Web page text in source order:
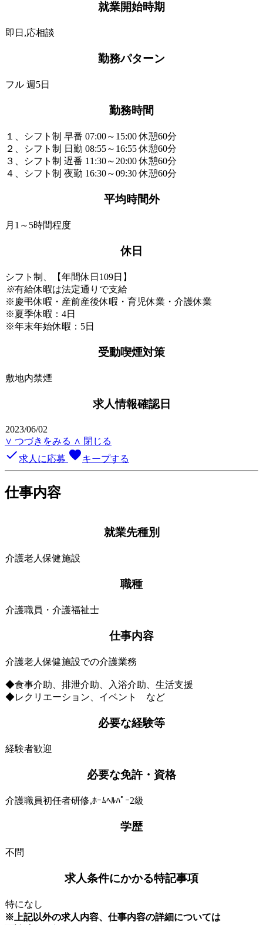
就業開始時期
即日,応相談
勤務パターン
フル 週5日
勤務時間
１、シフト制 早番 07:00～15:00 休憩60分
２、シフト制 日勤 08:55～16:55 休憩60分
３、シフト制 遅番 11:30～20:00 休憩60分
４、シフト制 夜勤 16:30～09:30 休憩60分
平均時間外
月1～5時間程度
休日
シフト制、【年間休日109日】
※有給休暇は法定通りで支給
※慶弔休暇・産前産後休暇・育児休業・介護休業
※夏季休暇：4日
※年末年始休暇：5日
受動喫煙対策
敷地内禁煙
求人情報確認日
2023/06/02
∨ つづきをみる ∧ 閉じる
done求人に応募 favoriteキープする
仕事内容
就業先種別
介護老人保健施設
職種
介護職員・介護福祉士
仕事内容
介護老人保健施設での介護業務
◆食事介助、排泄介助、入浴介助、生活支援
◆レクリエーション、イベント など
必要な経験等
経験者歓迎
必要な免許・資格
介護職員初任者研修,ﾎｰﾑﾍﾙﾊﾟｰ2級
学歴
不問
求人条件にかかる特記事項
特になし
※上記以外の求人内容、仕事内容の詳細については